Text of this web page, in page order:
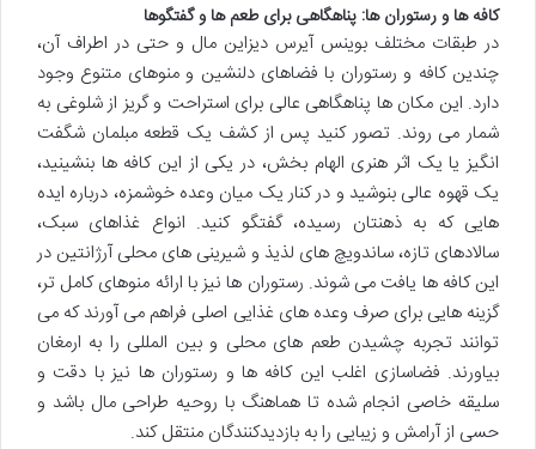
کافه ها و رستوران ها: پناهگاهی برای طعم ها و گفتگوها
در طبقات مختلف بوینس آیرس دیزاین مال و حتی در اطراف آن،
چندین کافه و رستوران با فضاهای دلنشین و منوهای متنوع وجود
دارد. این مکان ها پناهگاهی عالی برای استراحت و گریز از شلوغی به
شمار می روند. تصور کنید پس از کشف یک قطعه مبلمان شگفت
انگیز یا یک اثر هنری الهام بخش، در یکی از این کافه ها بنشینید،
یک قهوه عالی بنوشید و در کنار یک میان وعده خوشمزه، درباره ایده
هایی که به ذهنتان رسیده، گفتگو کنید. انواع غذاهای سبک،
سالادهای تازه، ساندویچ های لذیذ و شیرینی های محلی آرژانتین در
این کافه ها یافت می شوند. رستوران ها نیز با ارائه منوهای کامل تر،
گزینه هایی برای صرف وعده های غذایی اصلی فراهم می آورند که می
توانند تجربه چشیدن طعم های محلی و بین المللی را به ارمغان
بیاورند. فضاسازی اغلب این کافه ها و رستوران ها نیز با دقت و
سلیقه خاصی انجام شده تا هماهنگ با روحیه طراحی مال باشد و
حسی از آرامش و زیبایی را به بازدیدکنندگان منتقل کند.